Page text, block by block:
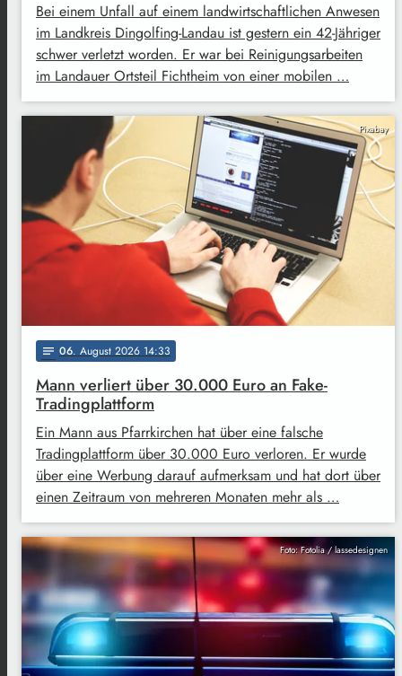
Bei einem Unfall auf einem landwirtschaftlichen Anwesen
im Landkreis Dingolfing-Landau ist gestern ein 42-Jähriger
schwer verletzt worden. Er war bei Reinigungsarbeiten
im Landauer Ortsteil Fichtheim von einer mobilen …
Pixabay
notes 06. August 2026 14:33
Mann verliert über 30.000 Euro an Fake-
Tradingplattform
Ein Mann aus Pfarrkirchen hat über eine falsche
Tradingplattform über 30.000 Euro verloren. Er wurde
über eine Werbung darauf aufmerksam und hat dort über
einen Zeitraum von mehreren Monaten mehr als …
Foto: Fotolia / lassedesignen